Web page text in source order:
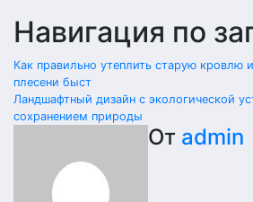
Навигация по
Как правильно утеплить старую кровлю
плесени быст
Ландшафтный дизайн с экологической
сохранением природы
От admin